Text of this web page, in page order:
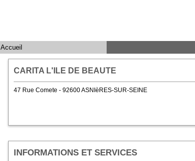
Accueil
CARITA L'ILE DE BEAUTE
47 Rue Comete - 92600 ASNIèRES-SUR-SEINE
INFORMATIONS ET SERVICES